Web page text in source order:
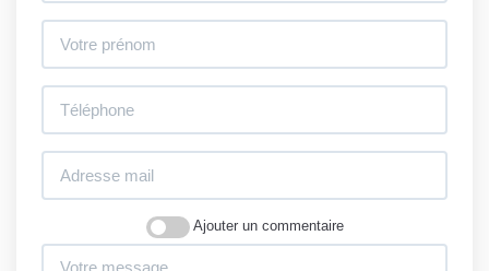
Ajouter un commentaire